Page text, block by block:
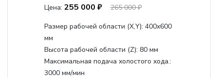
Цена: 255 000 ₽ 265 000 ₽
Размер рабочей области (Х,Y): 400x600
мм
Высота рабочей области (Z): 80 мм
Максимальная подача холостого хода.:
3000 мм/мин